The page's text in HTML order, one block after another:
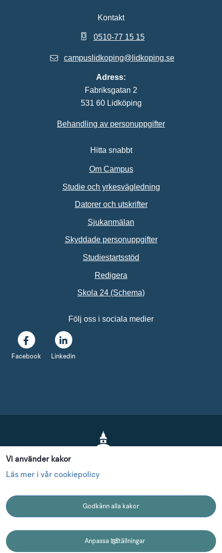
Vi använder kakor
Läs mer i vår cookiepolicy
Godkänn alla kakor
Anpassa inställningar
Kontakt
0510-77 15 15
campuslidkoping@lidkoping.se
Adress:
Fabriksgatan 2
531 60 Lidköping
Behandling av personuppgifter
Hitta snabbt
Om Campus
Studie och yrkesvägledning
Datorer och utskrifter
Sjukanmälan
Skyddade personuppgifter
Studiestartsstöd
Redigera
Skola 24 (Schema)Länk till annan
Följ oss i sociala medier
Facebook Linkedin
Essunga kommunLänk till annan webbplats.
Grästorp kommunLänk till annan
Götene kommun
Vara kommunLänk till annan